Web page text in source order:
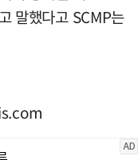
말했다고 SCMP는